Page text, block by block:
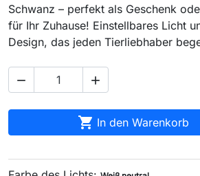
Schwanz – perfekt als Geschenk
für Ihr Zuhause! Einstellbares Licht
Design, das jeden Tierliebhaber
 
 In den Warenkorb